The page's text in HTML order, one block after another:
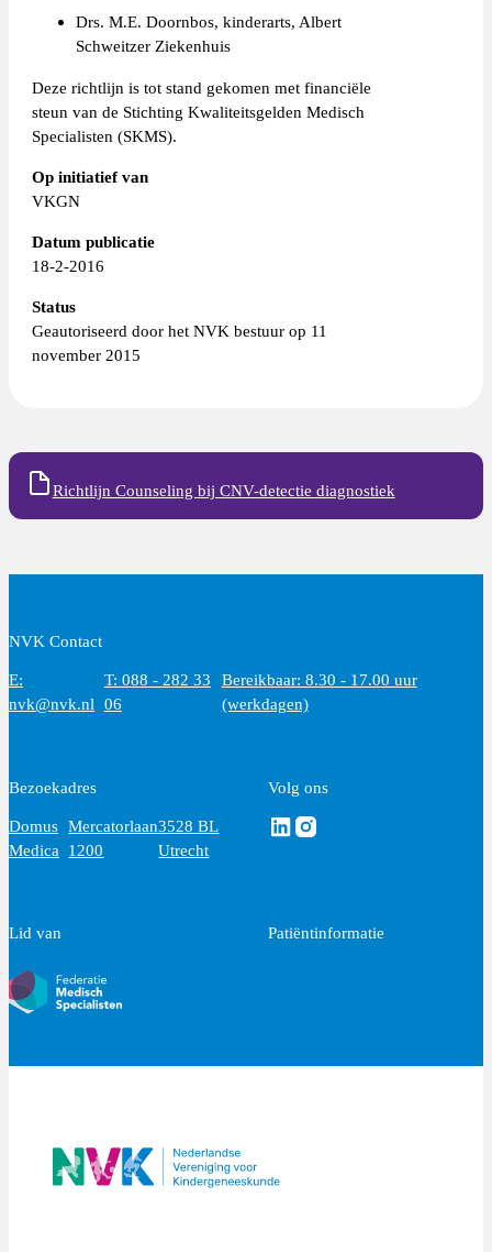
Drs. M.E. Doornbos, kinderarts, Albert
Schweitzer Ziekenhuis
Deze richtlijn is tot stand gekomen met financiële
steun van de Stichting Kwaliteitsgelden Medisch
Specialisten (SKMS).
Op initiatief van
VKGN
Datum publicatie
18-2-2016
Status
Geautoriseerd door het NVK bestuur op 11
november 2015
Richtlijn Counseling bij CNV-detectie diagnostiek
NVK Contact
E:
nvk@nvk.nl
T: 088 - 282 33
06
Bereikbaar: 8.30 - 17.00 uur
(werkdagen)
Bezoekadres
Domus
Medica
Mercatorlaan
1200
3528 BL
Utrecht
Volg ons
Volg ons via Linkedin
Volg ons via Instagram
Lid van Patiëntinformatie